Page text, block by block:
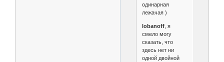
одинарная
лежачая )
lobanoff, я
смело могу
сказать, что
здесь нет ни
одной двойной